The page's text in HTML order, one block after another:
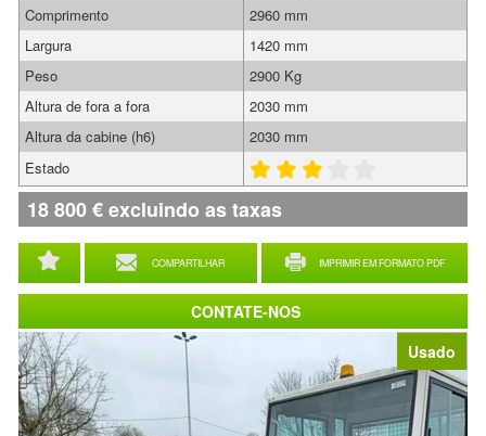
Usado
COMPARTILHAR IMPRIMIR EM FORMATO PDF
Comprimento
2960 mm
Largura
1420 mm
Peso
2900 Kg
Altura de fora a fora
2030 mm
Altura da cabine (h6)
2030 mm
Estado
18 800€excluindo as taxas
CONTATE-NOS